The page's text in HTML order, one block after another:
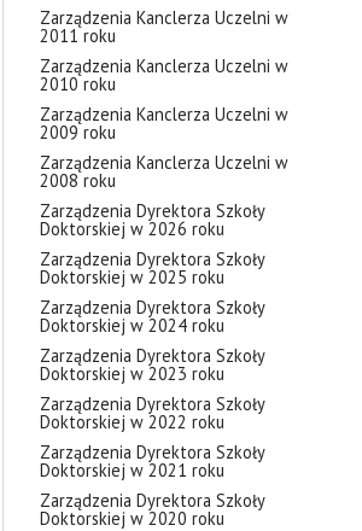
Zarządzenia Kanclerza Uczelni w
2011 roku
Zarządzenia Kanclerza Uczelni w
2010 roku
Zarządzenia Kanclerza Uczelni w
2009 roku
Zarządzenia Kanclerza Uczelni w
2008 roku
Zarządzenia Dyrektora Szkoły
Doktorskiej w 2026 roku
Zarządzenia Dyrektora Szkoły
Doktorskiej w 2025 roku
Zarządzenia Dyrektora Szkoły
Doktorskiej w 2024 roku
Zarządzenia Dyrektora Szkoły
Doktorskiej w 2023 roku
Zarządzenia Dyrektora Szkoły
Doktorskiej w 2022 roku
Zarządzenia Dyrektora Szkoły
Doktorskiej w 2021 roku
Zarządzenia Dyrektora Szkoły
Doktorskiej w 2020 roku